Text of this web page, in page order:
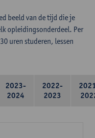
beeld van de tijd die je
opleidingsonderdeel. Per
uren studeren, lessen
2023-
2024
2022-
2023